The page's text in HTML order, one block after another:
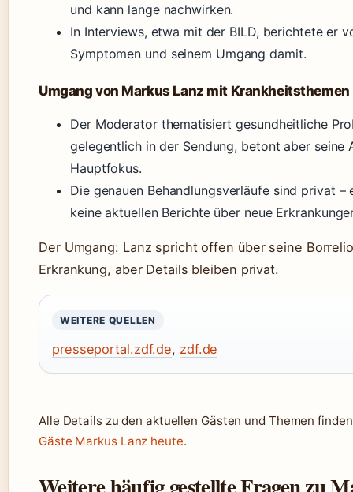
und kann lange nachwirken.
In Interviews, etwa mit der BILD, berichtete er
Symptomen und seinem Umgang damit.
Umgang von Markus Lanz mit Krankheitsthemen
Der Moderator thematisiert gesundheitliche
gelegentlich in der Sendung, betont aber seine
Hauptfokus.
Die genauen Behandlungsverläufe sind privat –
keine aktuellen Berichte über neue
Der Umgang: Lanz spricht offen über seine
Erkrankung, aber Details bleiben privat.
WEITERE QUELLEN
presseportal.zdf.de, zdf.de
Alle Details zu den aktuellen Gästen und Themen
Gäste Markus Lanz heute.
Weitere häufig gestellte Fragen zu